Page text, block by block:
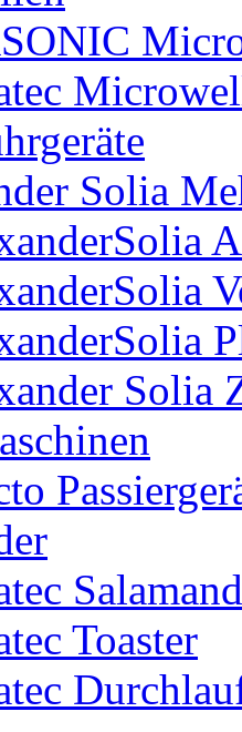
Solia
Solia
Toaster